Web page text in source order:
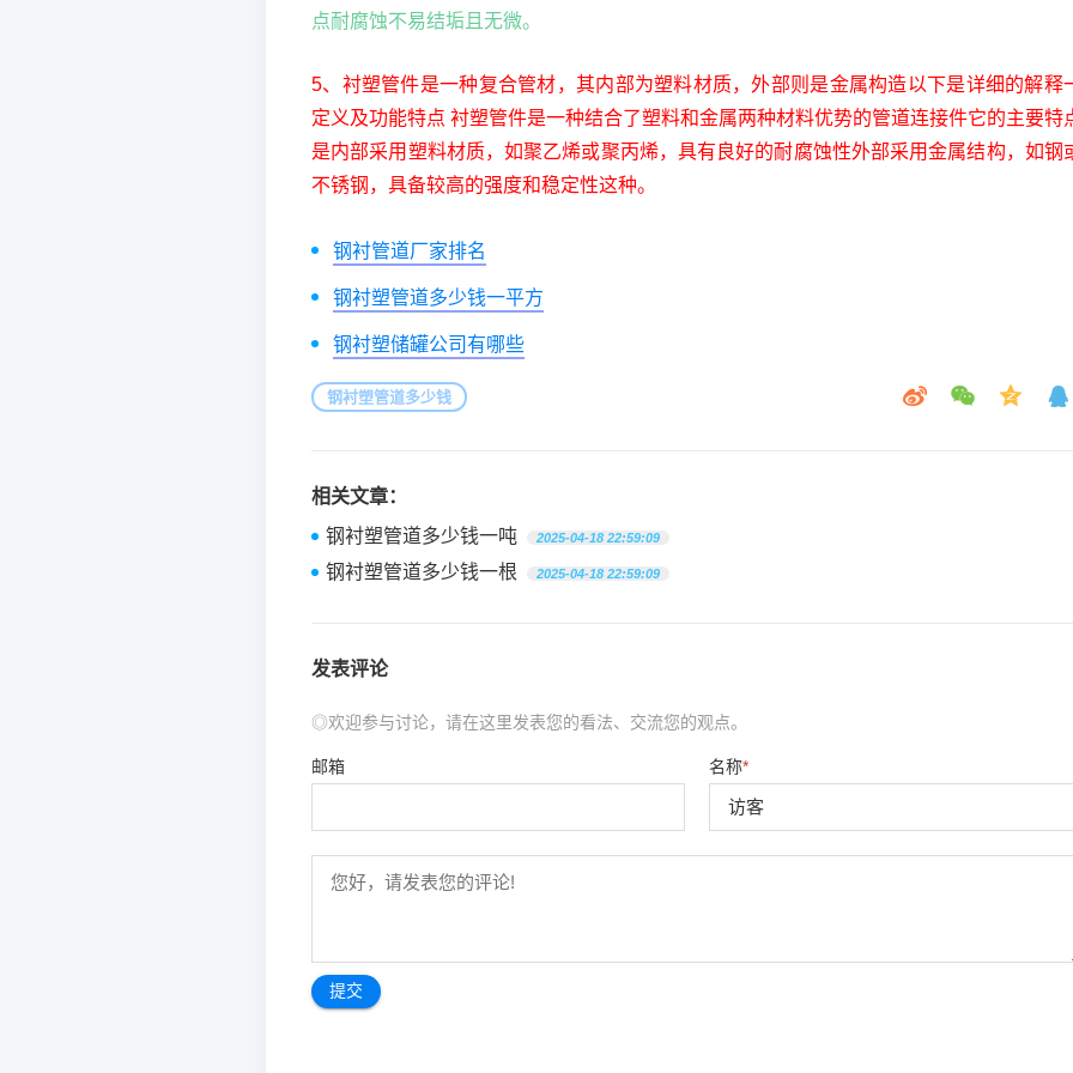
点耐腐蚀不易结垢且无微。
5、衬塑管件是一种复合管材，其内部为塑料材质，外部则是金属构造以下是详细的解释
定义及功能特点 衬塑管件是一种结合了塑料和金属两种材料优势的管道连接件它的主要特
是内部采用塑料材质，如聚乙烯或聚丙烯，具有良好的耐腐蚀性外部采用金属结构，如钢
不锈钢，具备较高的强度和稳定性这种。
钢衬管道厂家排名
钢衬塑管道多少钱一平方
钢衬塑储罐公司有哪些
钢衬塑管道多少钱
相关文章：
钢衬塑管道多少钱一吨
2025-04-18 22:59:09
钢衬塑管道多少钱一根 2025-04-18 22:59:09
发表评论
◎欢迎参与讨论，请在这里发表您的看法、交流您的观点。
名称*
邮箱